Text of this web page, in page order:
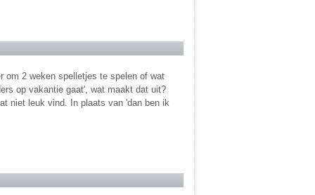
om 2 weken spelletjes te spelen of wat
op vakantie gaat', wat maakt dat uit?
niet leuk vind. In plaats van 'dan ben ik